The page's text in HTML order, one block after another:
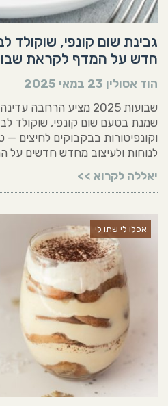
גבינת שום קונפי, שוקולד
חדש על המדף לקראת
הוד אסולין 23 במאי 2025
שבועות 2025 מציע
שמנת בטעם שום קונפי, שוקולד
וקונפיטורות בבקבוקים לחיצים
לנוחות ולעיצוב מחדש חדשים על
יאללה לקרוא >>
אכלו לי שתו לי